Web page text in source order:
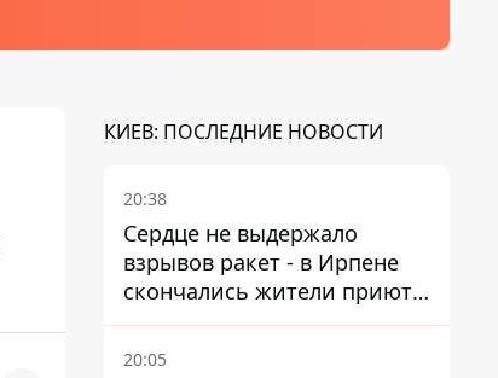
КИЕВ: ПОСЛЕДНИЕ НОВОСТИ
20:38
Сердце не выдержало
взрывов ракет - в Ирпене
скончались жители приюта
для собак с инвалидностью
20:05